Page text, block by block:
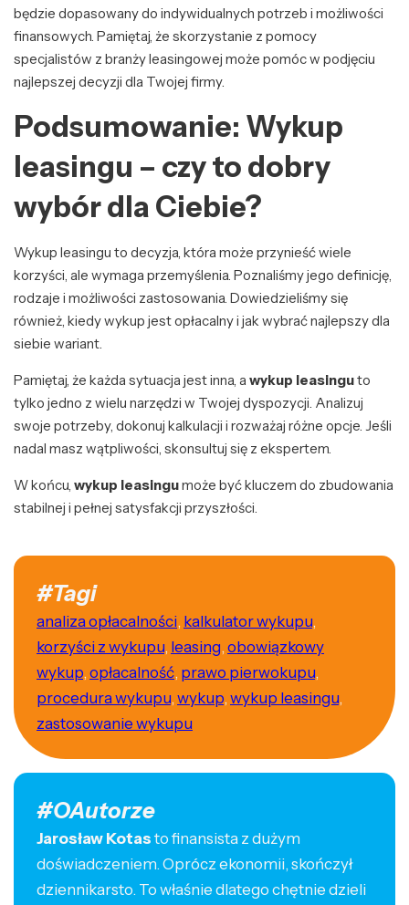
będzie dopasowany do indywidualnych potrzeb i możliwości
finansowych. Pamiętaj, że skorzystanie z pomocy
specjalistów z branży leasingowej może pomóc w podjęciu
najlepszej decyzji dla Twojej firmy.
Podsumowanie: Wykup
leasingu – czy to dobry
wybór dla Ciebie?
Wykup leasingu to decyzja, która może przynieść wiele
korzyści, ale wymaga przemyślenia. Poznaliśmy jego definicję,
rodzaje i możliwości zastosowania. Dowiedzieliśmy się
również, kiedy wykup jest opłacalny i jak wybrać najlepszy dla
siebie wariant.
Pamiętaj, że każda sytuacja jest inna, a wykup leasinguto
tylko jedno z wielu narzędzi w Twojej dyspozycji. Analizuj
swoje potrzeby, dokonuj kalkulacji i rozważaj różne opcje. Jeśli
nadal masz wątpliwości, skonsultuj się z ekspertem.
W końcu, wykup leasingumoże być kluczem do zbudowania
stabilnej i pełnej satysfakcji przyszłości.
#Tagi
analiza opłacalności, kalkulator wykupu,
korzyści z wykupu, leasing, obowiązkowy
wykup, opłacalność, prawo pierwokupu,
procedura wykupu, wykup, wykup leasingu,
zastosowanie wykupu
#OAutorze
Jarosław Kotas to finansista z dużym
doświadczeniem. Oprócz ekonomii, skończył
dziennikarsto. To właśnie dlatego chętnie dzieli